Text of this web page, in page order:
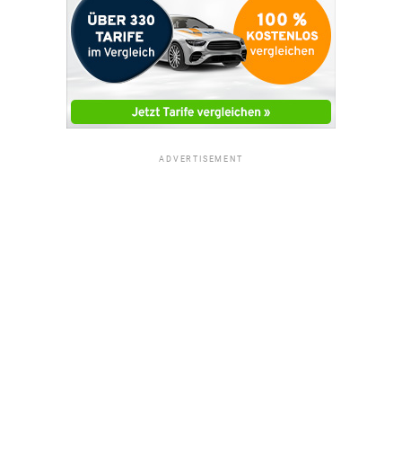
ADVERTISEMENT